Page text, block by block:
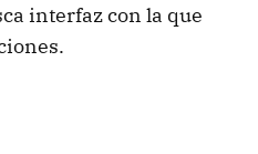
interfaz con la que